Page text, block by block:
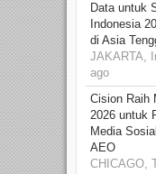
Data untuk
Indonesia
di Asia
JAKARTA,
ago
Cision Raih
2026 untuk
Media
AEO
CHICAGO,